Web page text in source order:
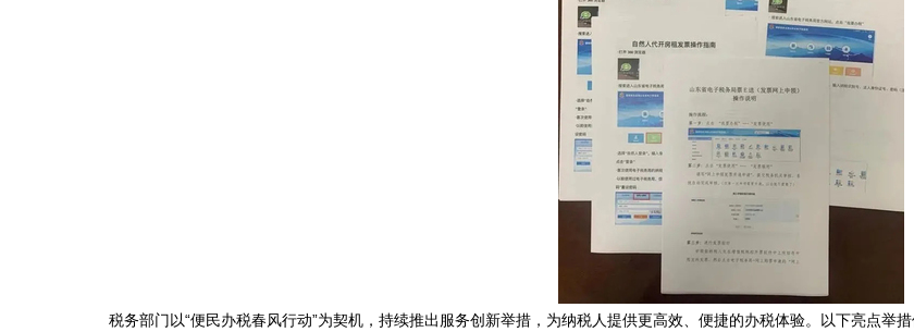
税务部门以“便民办税春风行动”为契机，持续推出服务创新举措，为纳税人提供更高效、便捷的办税体验。以下亮点举